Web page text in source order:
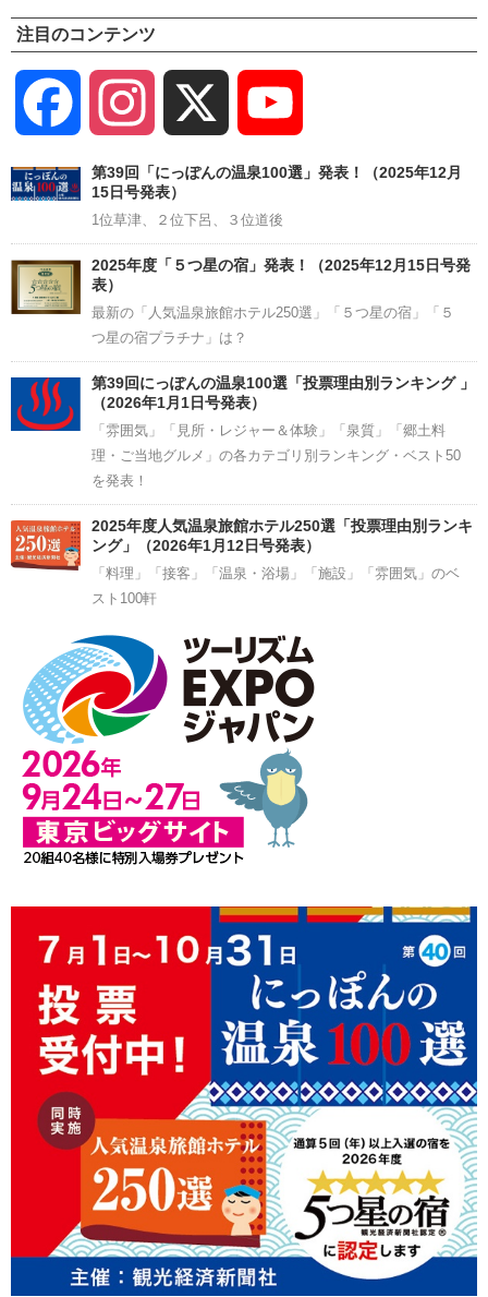
注目のコンテンツ
Facebook Instagram
Channel
第39回「にっぽんの温泉100選」発表！（2025年12月
15日号発表）
1位草津、２位下呂、３位道後
2025年度「５つ星の宿」発表！（2025年12月15日号発
表）
最新の「人気温泉旅館ホテル250選」「５つ星の宿」「５
つ星の宿プラチナ」は？
第39回にっぽんの温泉100選「投票理由別ランキング 」
（2026年1月1日号発表）
「雰囲気」「見所・レジャー＆体験」「泉質」「郷土料
理・ご当地グルメ」の各カテゴリ別ランキング・ベスト50
を発表！
2025年度人気温泉旅館ホテル250選「投票理由別ランキ
ング」（2026年1月12日号発表）
「料理」「接客」「温泉・浴場」「施設」「雰囲気」のベ
スト100軒